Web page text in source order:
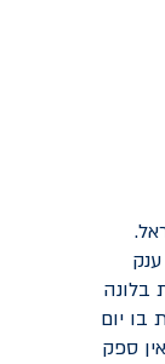
בלונה
בו יום
ספק